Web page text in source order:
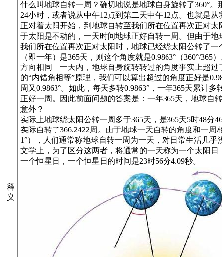
释
义
什么叫地球自转一周？确切地说是地球自身旋转了360°。
24小时，或者说从中午12点到第二天中午12点。也就是
正对着太阳开始，到地球自转至我们所在位置再次正对太
于太阳是不动的，一天时间地球正好自转一周。但由于地
我们所在位置再次正对太阳时，地球已经绕太阳公转了一
（即一年）是365天，则这个角度就是0.9863°（360°/365
方向相同，一天内，地球自身旋转转过的角度事实上超过
的“内错角相等”原理，我们可以算出超过的角度正好是
周又0.9863°。如此，每天多转0.9863°，一年365天累计多
正好一周。因此前面问题的答案是：一年365天，地球自
意外？
实际上地球绕太阳公转一周多于365天，是365天5时48分
实际自转了366.2422周。由于地球一天自转的角度和一周
1°），人们通常称地球自转一周为一天，对日常生活几乎
文学上，为了区分这两者，将通常的一天称为一个太阳日
一个恒星日，一个恒星日的时间是23时56分4.09秒。